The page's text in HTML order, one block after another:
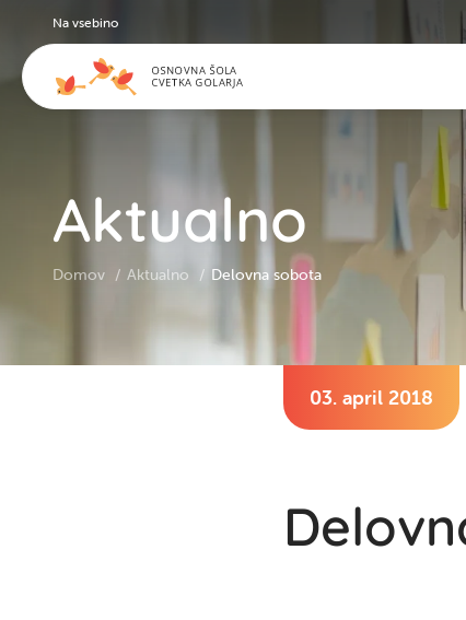
Aktualno
Domov Aktualno Delovna sobota
03. april 2018
Na vsebino